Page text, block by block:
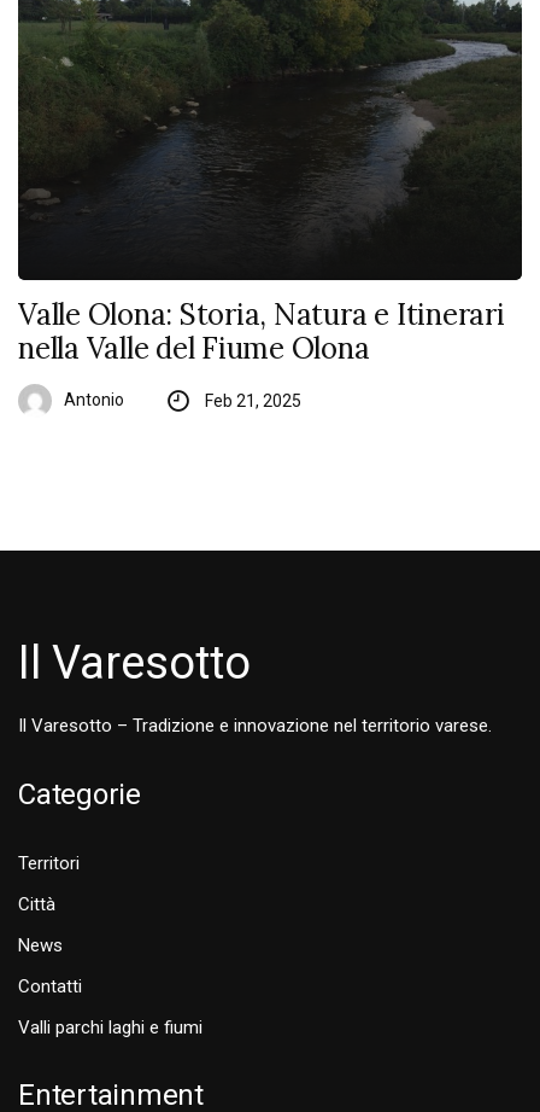
Valle Olona: Storia, Natura e Itinerari
nella Valle del Fiume Olona
Antonio Feb 21, 2025
Il Varesotto
Il Varesotto – Tradizione e innovazione nel territorio varese.
Categorie
Territori
Città
News
Contatti
Valli parchi laghi e fiumi
Entertainment